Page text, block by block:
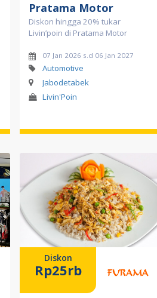
Pratama Motor
Diskon hingga 20% tukar
Livin’poin di Pratama Motor
07 Jan 2026 s.d 06 Jan 2027
Automotive
Jabodetabek
Livin'Poin
Diskon
Rp25rb